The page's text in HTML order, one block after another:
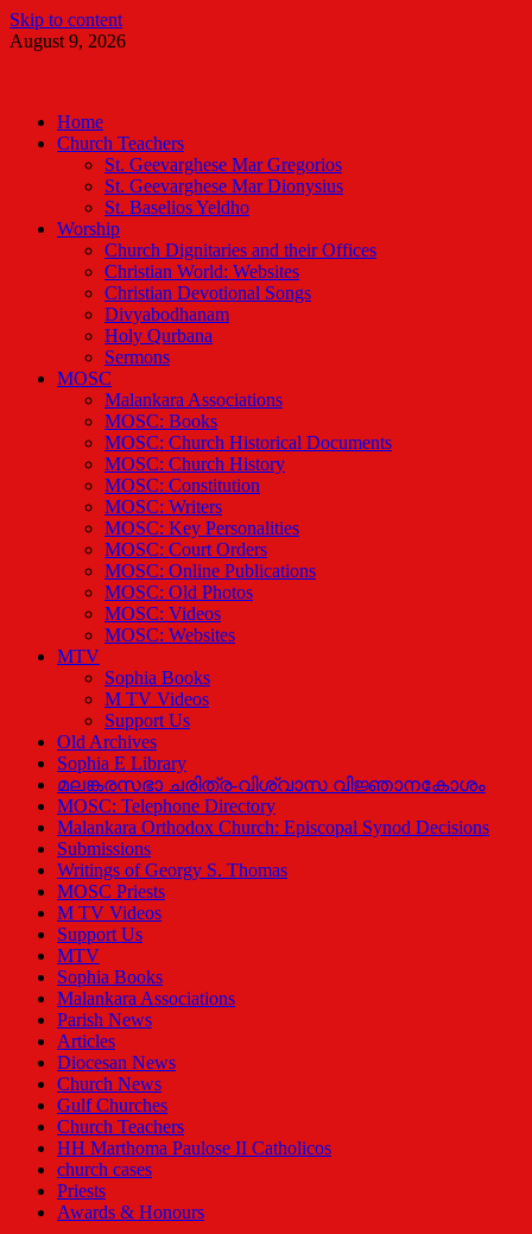
Skip to content
August 9, 2026
Home
Church Teachers
St. Geevarghese Mar Gregorios
St. Geevarghese Mar Dionysius
St. Baselios Yeldho
Worship
Church Dignitaries and their Offices
Christian World: Websites
Christian Devotional Songs
Divyabodhanam
Holy Qurbana
Sermons
MOSC
Malankara Associations
MOSC: Books
MOSC: Church Historical Documents
MOSC: Church History
MOSC: Constitution
MOSC: Writers
MOSC: Key Personalities
MOSC: Court Orders
MOSC: Online Publications
MOSC: Old Photos
MOSC: Videos
MOSC: Websites
MTV
Sophia Books
M TV Videos
Support Us
Old Archives
Sophia E Library
മലങ്കരസഭാ ചരിത്ര-വിശ്വാസ വിജ്ഞാനകോശം
MOSC: Telephone Directory
Malankara Orthodox Church: Episcopal Synod Decisions
Submissions
Writings of Georgy S. Thomas
MOSC Priests
M TV Videos
Support Us
MTV
Sophia Books
Malankara Associations
Parish News
Articles
Diocesan News
Church News
Gulf Churches
Church Teachers
HH Marthoma Paulose II Catholicos
church cases
Priests
Awards & Honours